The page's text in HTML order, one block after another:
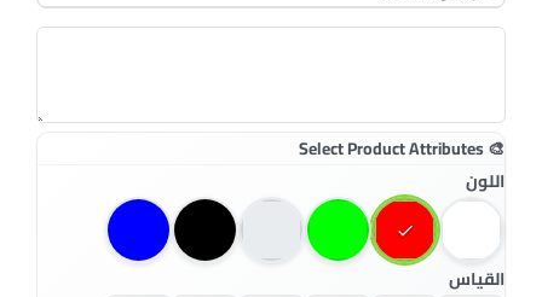
اللون
القياس